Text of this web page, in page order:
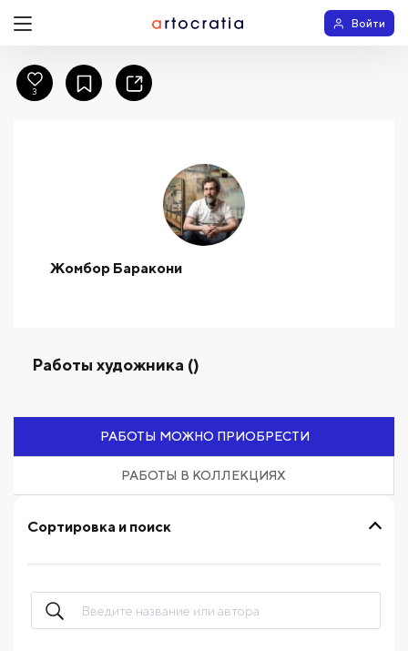
Войти
Жомбор Баракони
Работы художника ()
РАБОТЫ МОЖНО ПРИОБРЕСТИ
РАБОТЫ В КОЛЛЕКЦИЯХ
Сортировка и поиск
3